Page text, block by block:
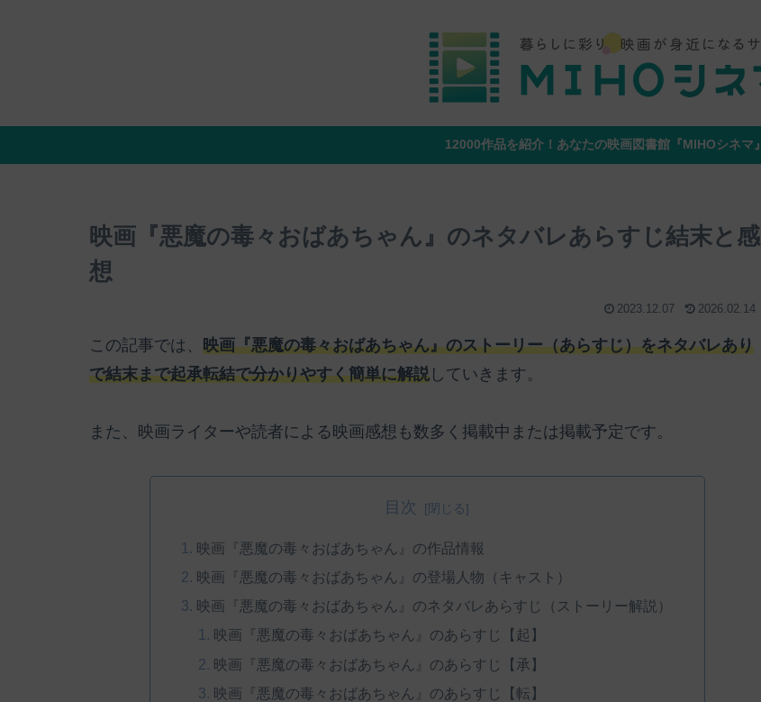
12000作品を紹介！あなたの映画図書館『MIHOシネマ』
映画『悪魔の毒々おばあちゃん』のネタバレあらすじ結末と感
想
2023.12.07 2026.02.14
この記事では、 映画『悪魔の毒々おばあちゃん』のストーリー（あらすじ）をネタバレあり
で結末まで起承転結で分かりやすく簡単に解説 していきます。
また、映画ライターや読者による映画感想も数多く掲載中または掲載予定です。
目次
映画『悪魔の毒々おばあちゃん』の作品情報
映画『悪魔の毒々おばあちゃん』の登場人物（キャスト）
映画『悪魔の毒々おばあちゃん』のネタバレあらすじ（ストーリー解説）
映画『悪魔の毒々おばあちゃん』のあらすじ【起】
映画『悪魔の毒々おばあちゃん』のあらすじ【承】
映画『悪魔の毒々おばあちゃん』のあらすじ【転】